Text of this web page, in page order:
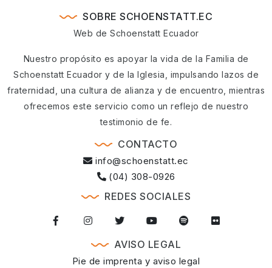
SOBRE SCHOENSTATT.EC
Web de Schoenstatt Ecuador
Nuestro propósito es apoyar la vida de la Familia de
Schoenstatt Ecuador y de la Iglesia, impulsando lazos de
fraternidad, una cultura de alianza y de encuentro, mientras
ofrecemos este servicio como un reflejo de nuestro
testimonio de fe.
CONTACTO
info@schoenstatt.ec
(04) 308-0926
REDES SOCIALES
AVISO LEGAL
Pie de imprenta y aviso legal